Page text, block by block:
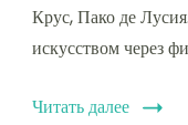
Крус, Пако де
искусством через
Читать далее